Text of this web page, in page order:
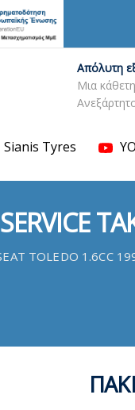
Απόλυτη
Μια
Sianis Tyres
TOLEDO 1.6CC